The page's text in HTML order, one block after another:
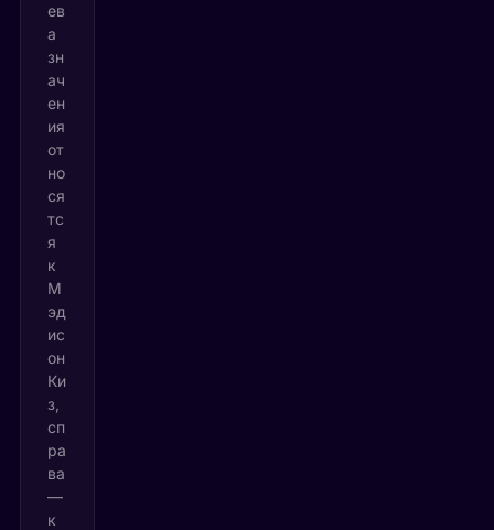
ев
а
зн
ач
ен
ия
от
но
ся
тс
я
к
М
эд
ис
он
Ки
з,
сп
ра
ва
—
к